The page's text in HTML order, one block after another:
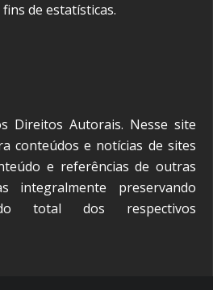
de estatísticas.
Direitos Autorais. Nesse site
conteúdos e notícias de sites
e referências de outras
integralmente preservando
total dos respectivos